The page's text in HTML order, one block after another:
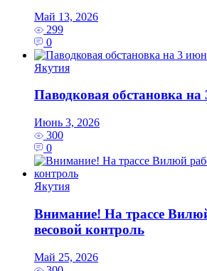
Май 13, 2026
299
0
Якутия
Паводковая обстановка
Июнь 3, 2026
300
0
Якутия
Внимание! На трассе
весовой контроль
Май 25, 2026